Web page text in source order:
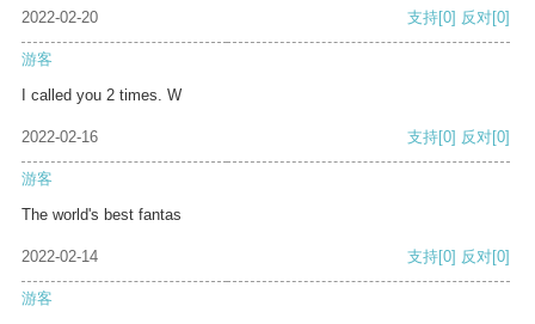
2022-02-20 支持[0] 反对[0]
游客
I called you 2 times. W
2022-02-16 支持[0] 反对[0]
游客
The world's best fantas
2022-02-14 支持[0] 反对[0]
游客